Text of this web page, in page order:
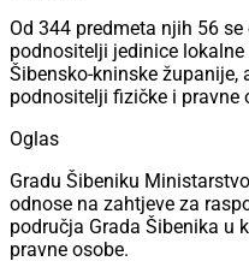
Od 344 predmeta njih 56
podnositelji jedinice
Šibensko-kninske županije,
podnositelji fizičke i pravne
Oglas
Gradu Šibeniku
odnose na zahtjeve za
područja Grada Šibenika u
pravne osobe.